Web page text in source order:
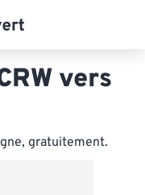
vers
gratuitement.